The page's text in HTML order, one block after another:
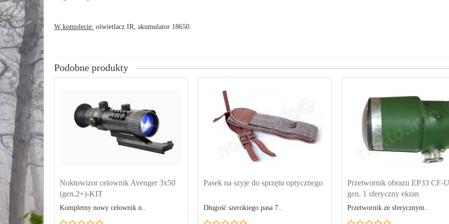
W komplecie: oświetlacz IR, akumulator 18650.
Podobne produkty
Noktowizor celownik Avenger 3x50
(gen.2+)-KIT
Kompletny nowy celownik n..
Pasek na szyje do sprzętu optycznego
Długość szerokiego pasa 7..
Przetwornik obrazu EP33 CF-
gen. 1 sferyczny ekran
Przetwornik ze sferycznym..